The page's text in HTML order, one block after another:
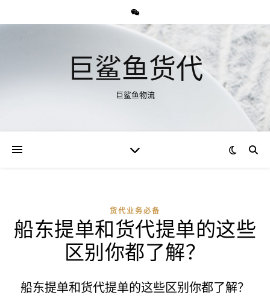
巨鲨鱼货代
巨鲨鱼物流
货代业务必备
船东提单和货代提单的这些
区别你都了解？
船东提单和货代提单的这些区别你都了解？